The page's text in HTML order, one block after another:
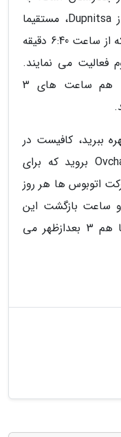
مقصد Dupnitsa سوار قطار شوید. از Dupnitsa، مستقیما
اتوبوس برای صومعه ریلا وجود دارد که از ساعت 6:40 دقیقه
مداوم فعالیت می نمایند.
اتوبوس های برگشت به Dupnitsa هم ساعت های 3
ببرید، کافیست در
صوفیا به ایستگاه اتوبوس Ovcha kupel بروید که برای
اتوبوس ها هر روز
است و ساعت بازگشت این
اتوبوس ها از صومعه به شهر صوفیا هم 3 بعدازظهر می